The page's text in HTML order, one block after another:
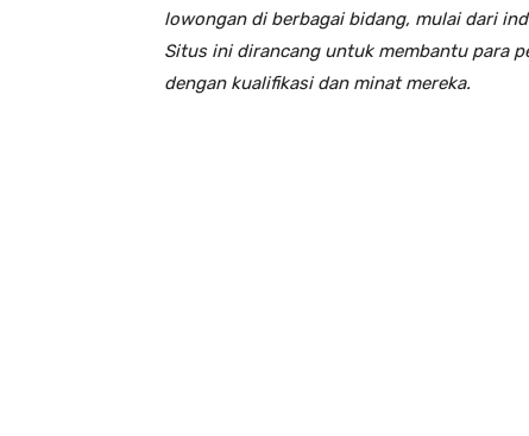
lowongan di berbagai bidang, mulai dari
Situs ini dirancang untuk membantu para
dengan kualifikasi dan minat mereka.